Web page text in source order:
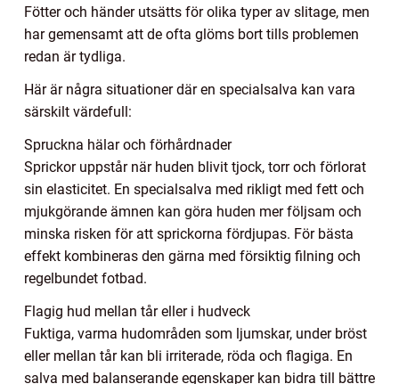
Fötter och händer utsätts för olika typer av slitage, men
har gemensamt att de ofta glöms bort tills problemen
redan är tydliga.
Här är några situationer där en specialsalva kan vara
särskilt värdefull:
Spruckna hälar och förhårdnader
Sprickor uppstår när huden blivit tjock, torr och förlorat
sin elasticitet. En specialsalva med rikligt med fett och
mjukgörande ämnen kan göra huden mer följsam och
minska risken för att sprickorna fördjupas. För bästa
effekt kombineras den gärna med försiktig filning och
regelbundet fotbad.
Flagig hud mellan tår eller i hudveck
Fuktiga, varma hudområden som ljumskar, under bröst
eller mellan tår kan bli irriterade, röda och flagiga. En
salva med balanserande egenskaper kan bidra till bättre